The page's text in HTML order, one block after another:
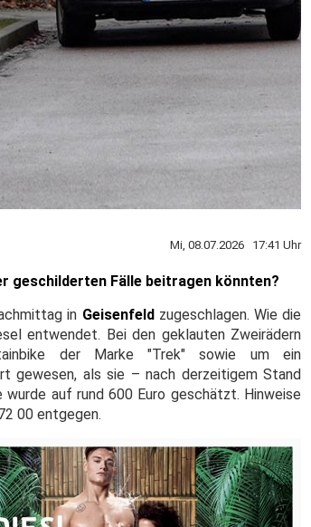
Mi, 08.07.2026 17:41 Uhr
geschilderten Fälle beitragen könnten?
in Geisenfeldzugeschlagen. Wie die
entwendet. Bei den geklauten Zweirädern
der Marke "Trek" sowie um ein
gewesen, als sie – nach derzeitigem Stand
auf rund 600 Euro geschätzt. Hinweise
00 entgegen.